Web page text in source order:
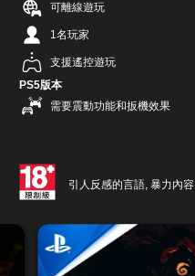
可離線遊玩
1名玩家
支援遙控遊玩
PS5版本
需要震動功能和扳機效果
引人反感的言語, 暴力內容